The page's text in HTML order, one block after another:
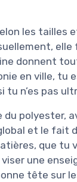
les tailles
elle
donnent
en ville, tu
n’es pas
polyester,
et le fait
que tu
une
tête sur